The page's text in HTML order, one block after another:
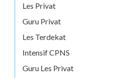
Les Privat
Guru Privat
Les Terdekat
Intensif CPNS
Guru Les Privat